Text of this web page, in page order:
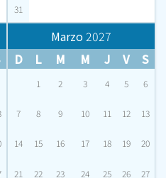
31
Marzo2027
D
L M M J V S
1 2 3 4 5 6
7 8 9 10 11 12 13
14 15 16 17 18 19 20
21 22 23 24 25 26 27